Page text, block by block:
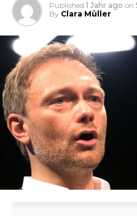
Published 1 Jahr ago on
By Clara Müller